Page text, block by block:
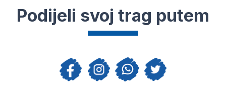
Podijeli svoj trag putem